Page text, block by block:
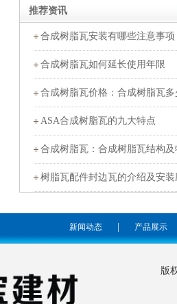
推荐资讯
合成树脂瓦安装有哪些注意事项
合成树脂瓦如何延长使用年限
合成树脂瓦价格：合成树脂瓦
ASA合成树脂瓦的九大特点
合成树脂瓦：合成树脂瓦结构及
树脂瓦配件封边瓦的介绍及安装
新闻动态 产品展示
版